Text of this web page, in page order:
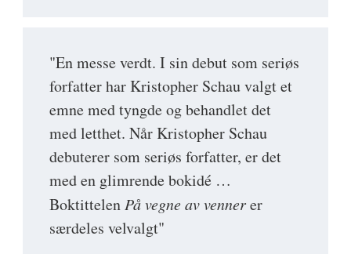
"En messe verdt. I sin debut som seriøs
forfatter har Kristopher Schau valgt et
emne med tyngde og behandlet det
med letthet. Når Kristopher Schau
debuterer som seriøs forfatter, er det
med en glimrende bokidé …
Boktittelen På vegne av vennerer
særdeles velvalgt"